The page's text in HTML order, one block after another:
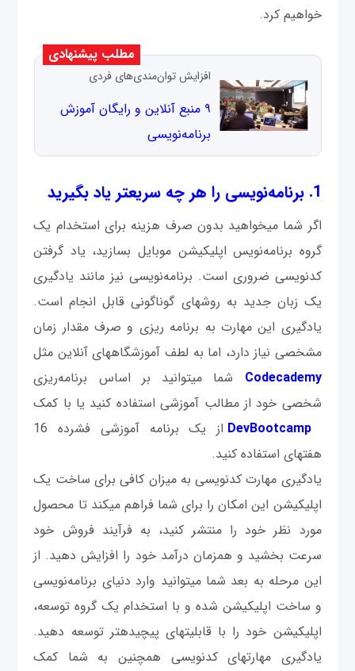
خواهیم کرد.
مطلب پیشنهادی
افزایش توان‌مندی‌های فردی
۹ منبع آنلاین و رایگان آموزش
برنامه‌نویسی
1. برنامه‌نویسی را هر چه سریع‎تر یاد بگیرید
اگر شما می‎خواهید بدون صرف هزینه برای استخدام یک
گروه برنامه‌نویس اپلیکیشن موبایل بسازيد، یاد گرفتن
کدنویسی ضروری است. برنامه‌نویسی نیز مانند یادگیری
یک زبان جدید به روش‎های گوناگونی قابل انجام است.
یادگیری این مهارت به برنامه ریزی و صرف مقدار زمان
مشخصی نیاز دارد، اما به لطف آموزشگاه‎های آن‎لاین مثل
Codecademy
شما می‎توانید بر اساس برنامه‌ریزی
شخصی خود از مطالب آموزشی استفاده کنید یا با کمک
DevBootcamp
از یک برنامه آموزشی فشرده 16
هفته‎ای استفاده کنید.
یادگیری مهارت کدنویسی به میزان کافی برای ساخت یک
اپلیکیشن این امکان را برای شما فراهم می‎کند تا محصول
مورد نظر خود را منتشر کنید، به فرآیند فروش خود
سرعت بخشید و همزمان درآمد خود را افزایش دهید. از
این مرحله به بعد شما می‎توانید وارد دنیای برنامه‌نویسی
و ساخت اپلیکیشن شده و با استخدام یک گروه توسعه،
اپلیکیشن خود را با قابلیت‎های پیچیده‎تر توسعه دهید.
یادگیری مهارت‎های کدنویسی همچنین به شما کمک